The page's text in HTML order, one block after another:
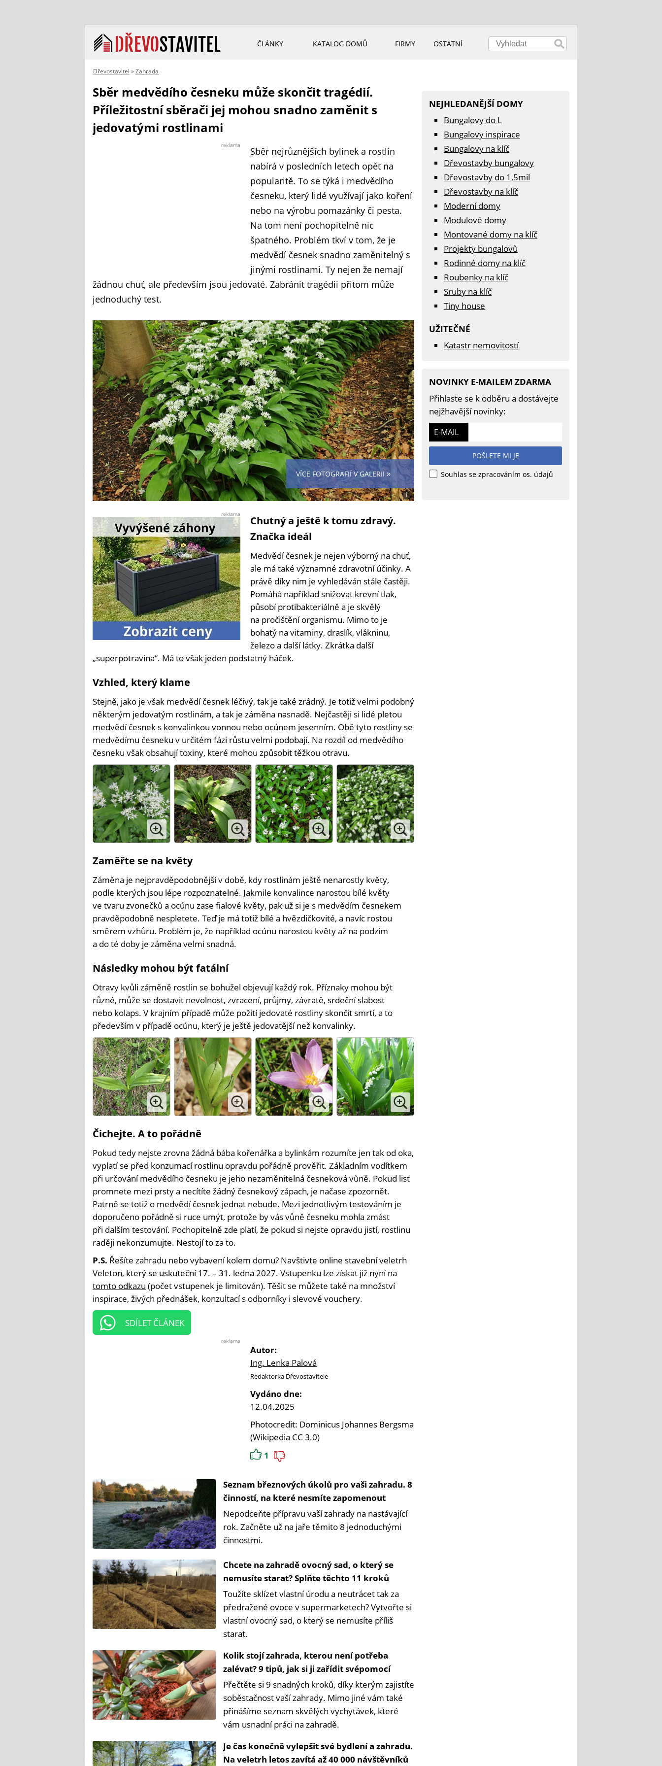
ČLÁNKY KATALOG DOMŮ FIRMY OSTATNÍ
Dřevostavitel »Zahrada
Sběr medvědího česneku může skončit tragédií.
Příležitostní sběrači jej mohou snadno zaměnit s
jedovatými rostlinami
reklama
Sběr nejrůznějších bylinek a rostlin
nabírá v posledních letech opět na
popularitě. To se týká i medvědího
česneku, který lidé využívají jako koření
nebo na výrobu pomazánky či pesta.
Na tom není pochopitelně nic
špatného. Problém tkví v tom, že je
medvědí česnek snadno zaměnitelný s
jinými rostlinami. Ty nejen že nemají
žádnou chuť, ale především jsou jedovaté. Zabránit tragédii přitom může
jednoduchý test.
VÍCE FOTOGRAFIÍ V GALERII »
i
Foto:
3.0)
reklama
Chutný a ještě k tomu zdravý.
Značka ideál
Medvědí česnek je nejen výborný na chuť,
ale má také významné zdravotní účinky. A
právě díky nim je vyhledáván stále častěji.
Pomáhá například snižovat krevní tlak,
působí protibakteriálně a je skvělý
na pročištění organismu. Mimo to je
bohatý na vitaminy, draslík, vlákninu,
železo a další látky. Zkrátka další
„superpotravina“. Má to však jeden podstatný háček.
Vzhled, který klame
Stejně, jako je však medvědí česnek léčivý, tak je také zrádný. Je totiž velmi podobný
některým jedovatým rostlinám, a tak je záměna nasnadě. Nejčastěji si lidé pletou
medvědí česnek s konvalinkou vonnou nebo ocúnem jesenním. Obě tyto rostliny se
medvědímu česneku v určitém fázi růstu velmi podobají. Na rozdíl od medvědího
česneku však obsahují toxiny, které mohou způsobit těžkou otravu.
Zaměřte se na květy
Záměna je nejpravděpodobnější v době, kdy rostlinám ještě nenarostly květy,
podle kterých jsou lépe rozpoznatelné. Jakmile konvalince narostou bílé květy
ve tvaru zvonečků a ocúnu zase fialové květy, pak už si je s medvědím česnekem
pravděpodobně nespletete. Teď je má totiž bílé a hvězdičkovité, a navíc rostou
směrem vzhůru. Problém je, že například ocúnu narostou květy až na podzim
a do té doby je záměna velmi snadná.
Následky mohou být fatální
Otravy kvůli záměně rostlin se bohužel objevují každý rok. Příznaky mohou být
různé, může se dostavit nevolnost, zvracení, průjmy, závratě, srdeční slabost
nebo kolaps. V krajním případě může požití jedovaté rostliny skončit smrtí, a to
především v případě ocúnu, který je ještě jedovatější než konvalinky.
Čichejte. A to pořádně
Pokud tedy nejste zrovna žádná bába kořenářka a bylinkám rozumíte jen tak od oka,
vyplatí se před konzumací rostlinu opravdu pořádně prověřit. Základním vodítkem
při určování medvědího česneku je jeho nezaměnitelná česneková vůně. Pokud list
promnete mezi prsty a necítíte žádný česnekový zápach, je načase zpozornět.
Patrně se totiž o medvědí česnek jednat nebude. Mezi jednotlivým testováním je
doporučeno pořádně si ruce umýt, protože by vás vůně česneku mohla zmást
při dalším testování. Pochopitelně zde platí, že pokud si nejste opravdu jistí, rostlinu
raději nekonzumujte. Nestojí to za to.
P.S. Řešíte zahradu nebo vybavení kolem domu? Navštivte online stavební veletrh
Veleton, který se uskuteční 17. – 31. ledna 2027. Vstupenku lze získat již nyní na
tomto odkazu (počet vstupenek je limitován). Těšit se můžete také na množství
inspirace, živých přednášek, konzultací s odborníky i slevové vouchery.
SDÍLET ČLÁNEK
reklama
Autor:
Ing. Lenka Palová
Redaktorka Dřevostavitele
Vydáno dne:
12.04.2025
Photocredit: Dominicus Johannes Bergsma
(Wikipedia CC 3.0)
1
Seznam březnových úkolů pro vaši zahradu. 8
činností, na které nesmíte zapomenout
Nepodceňte přípravu vaší zahrady na nastávající
rok. Začněte už na jaře těmito 8 jednoduchými
činnostmi.
Chcete na zahradě ovocný sad, o který se
nemusíte starat? Splňte těchto 11 kroků
Toužíte sklízet vlastní úrodu a neutrácet tak za
předražené ovoce v supermarketech? Vytvořte si
vlastní ovocný sad, o který se nemusíte příliš
starat.
Kolik stojí zahrada, kterou není potřeba
zalévat? 9 tipů, jak si ji zařídit svépomocí
Přečtěte si 9 snadných kroků, díky kterým zajistíte
soběstačnost vaší zahrady. Mimo jiné vám také
přinášíme seznam skvělých vychytávek, které
vám usnadní práci na zahradě.
Je čas konečně vylepšit své bydlení a zahradu.
Na veletrh letos zavítá až 40 000 návštěvníků
NEJHLEDANĚJŠÍ DOMY
Bungalovy do L
Bungalovy inspirace
Bungalovy na klíč
Dřevostavby bungalovy
Dřevostavby do 1,5mil
Dřevostavby na klíč
Moderní domy
Modulové domy
Montované domy na klíč
Projekty bungalovů
Rodinné domy na klíč
Roubenky na klíč
Sruby na klíč
Tiny house
UŽITEČNÉ
Katastr nemovitostí
NOVINKY E-MAILEM ZDARMA
Přihlaste se k odběru a dostávejte
nejžhavější novinky:
E-MAIL
POŠLETE MI JE
Souhlas se zpracováním os. údajů